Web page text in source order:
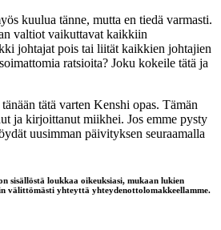
kuulua tänne, mutta en tiedä varmasti.
valtiot vaikuttavat kaikkiin
johtajat pois tai liität kaikkien johtajien
ratsioita? Joku kokeile tätä ja
tätä varten Kenshi opas. Tämän
ja kirjoittanut miikhei. Jos emme pysty
uusimman päivityksen seuraamalla
sisällöstä loukkaa oikeuksiasi, mukaan lukien
välittömästi yhteyttä yhteydenottolomakkeellamme.